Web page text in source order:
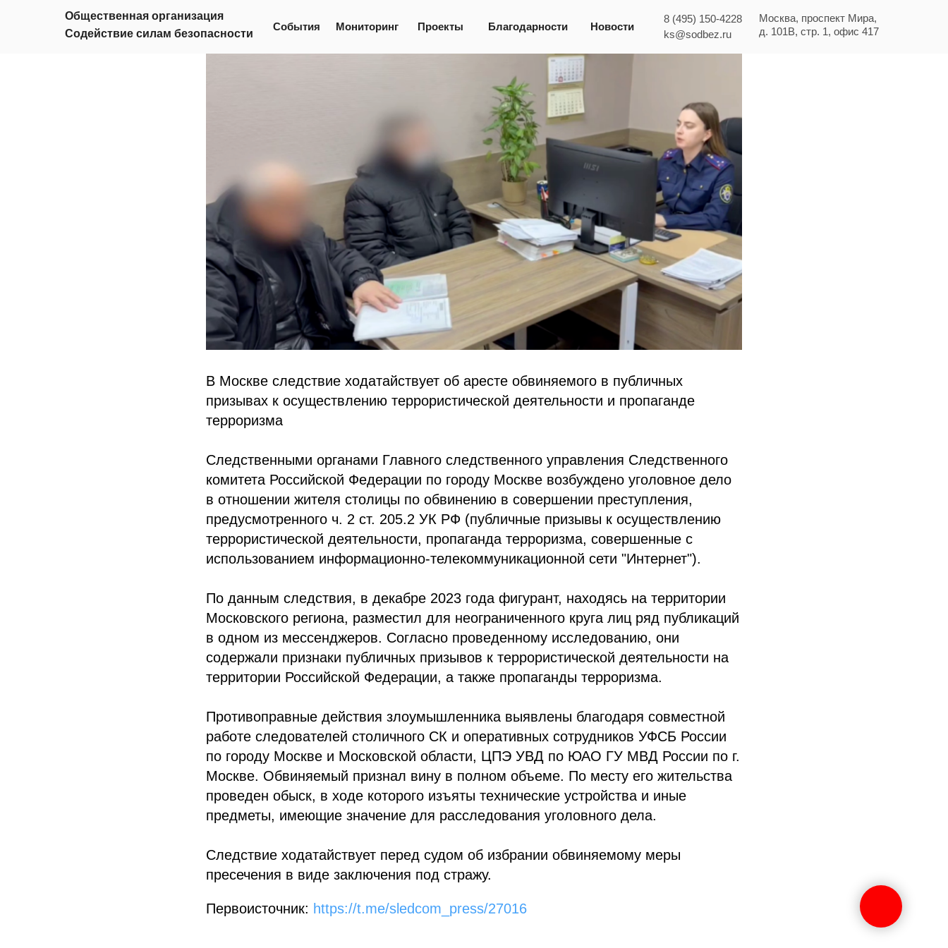
8 (495) 150-4228
ks@sodbez.ru
Общественная организация
Содействие силам безопасности
Мониторинг
События Благодарности Новости
Проекты
Москва, проспект Мира,
д. 101В, стр. 1, офис 417
Москва
В Москве следствие ходатайствует об аресте обвиняемого в публичных
призывах к осуществлению террористической деятельности и пропаганде
терроризма
Следственными органами Главного следственного управления Следственного
комитета Российской Федерации по городу Москве возбуждено уголовное дело
в отношении жителя столицы по обвинению в совершении преступления,
предусмотренного ч. 2 ст. 205.2 УК РФ (публичные призывы к осуществлению
террористической деятельности, пропаганда терроризма, совершенные с
использованием информационно-телекоммуникационной сети "Интернет").
По данным следствия, в декабре 2023 года фигурант, находясь на территории
Московского региона, разместил для неограниченного круга лиц ряд публикаций
в одном из мессенджеров. Согласно проведенному исследованию, они
содержали признаки публичных призывов к террористической деятельности на
территории Российской Федерации, а также пропаганды терроризма.
Противоправные действия злоумышленника выявлены благодаря совместной
работе следователей столичного СК и оперативных сотрудников УФСБ России
по городу Москве и Московской области, ЦПЭ УВД по ЮАО ГУ МВД России по г.
Москве. Обвиняемый признал вину в полном объеме. По месту его жительства
проведен обыск, в ходе которого изъяты технические устройства и иные
предметы, имеющие значение для расследования уголовного дела.
Следствие ходатайствует перед судом об избрании обвиняемому меры
пресечения в виде заключения под стражу.
Первоисточник: https://t.me/sledcom_press/27016